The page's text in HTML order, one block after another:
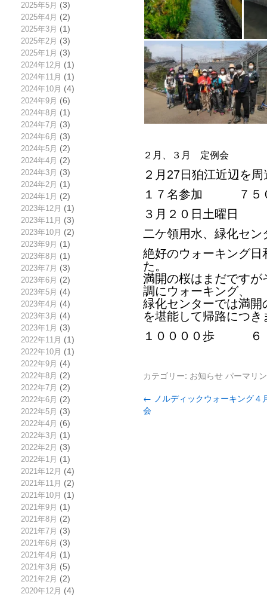
2025年5月 (3)
2025年4月 (2)
2025年3月 (1)
2025年2月 (3)
2025年1月 (3)
2024年12月 (1)
2024年11月 (1)
2024年10月 (4)
2024年9月 (6)
2024年8月 (1)
2024年7月 (3)
2024年6月 (3)
2024年5月 (2)
2024年4月 (2)
2024年3月 (3)
2024年2月 (1)
2024年1月 (2)
2023年12月 (1)
2023年11月 (3)
2023年10月 (2)
2023年9月 (1)
2023年8月 (1)
2023年7月 (3)
2023年6月 (2)
2023年5月 (4)
2023年4月 (4)
2023年3月 (4)
2023年1月 (3)
2022年11月 (1)
2022年10月 (1)
2022年9月 (4)
2022年8月 (2)
2022年7月 (2)
2022年6月 (2)
2022年5月 (3)
2022年4月 (6)
2022年3月 (1)
2022年2月 (3)
2022年1月 (1)
2021年12月 (4)
2021年11月 (2)
2021年10月 (1)
2021年9月 (1)
2021年8月 (2)
2021年7月 (3)
2021年6月 (3)
2021年4月 (1)
2021年3月 (5)
2021年2月 (2)
2020年12月 (4)
２月、３月 定例会
２月27日狛江近辺を周
１７名参加 ７
３月２０日土曜日
二ケ領用水、緑化セン
絶好のウォーキング
た。
満開の桜はまだです
調にウォーキング、
緑化センターでは満
を堪能して帰路につき
１００００歩 ６
カテゴリー: お知らせ パーマリ
← ノルディックウォーキング４
会